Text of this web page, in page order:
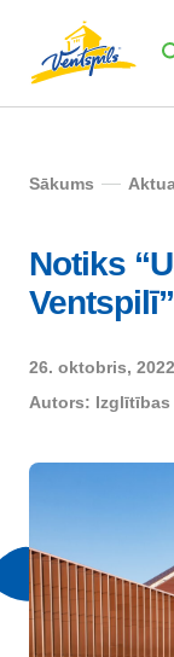
Sākums
Notiks
Ventspilī”
26. oktobris, 2022
Autors: Izglītības